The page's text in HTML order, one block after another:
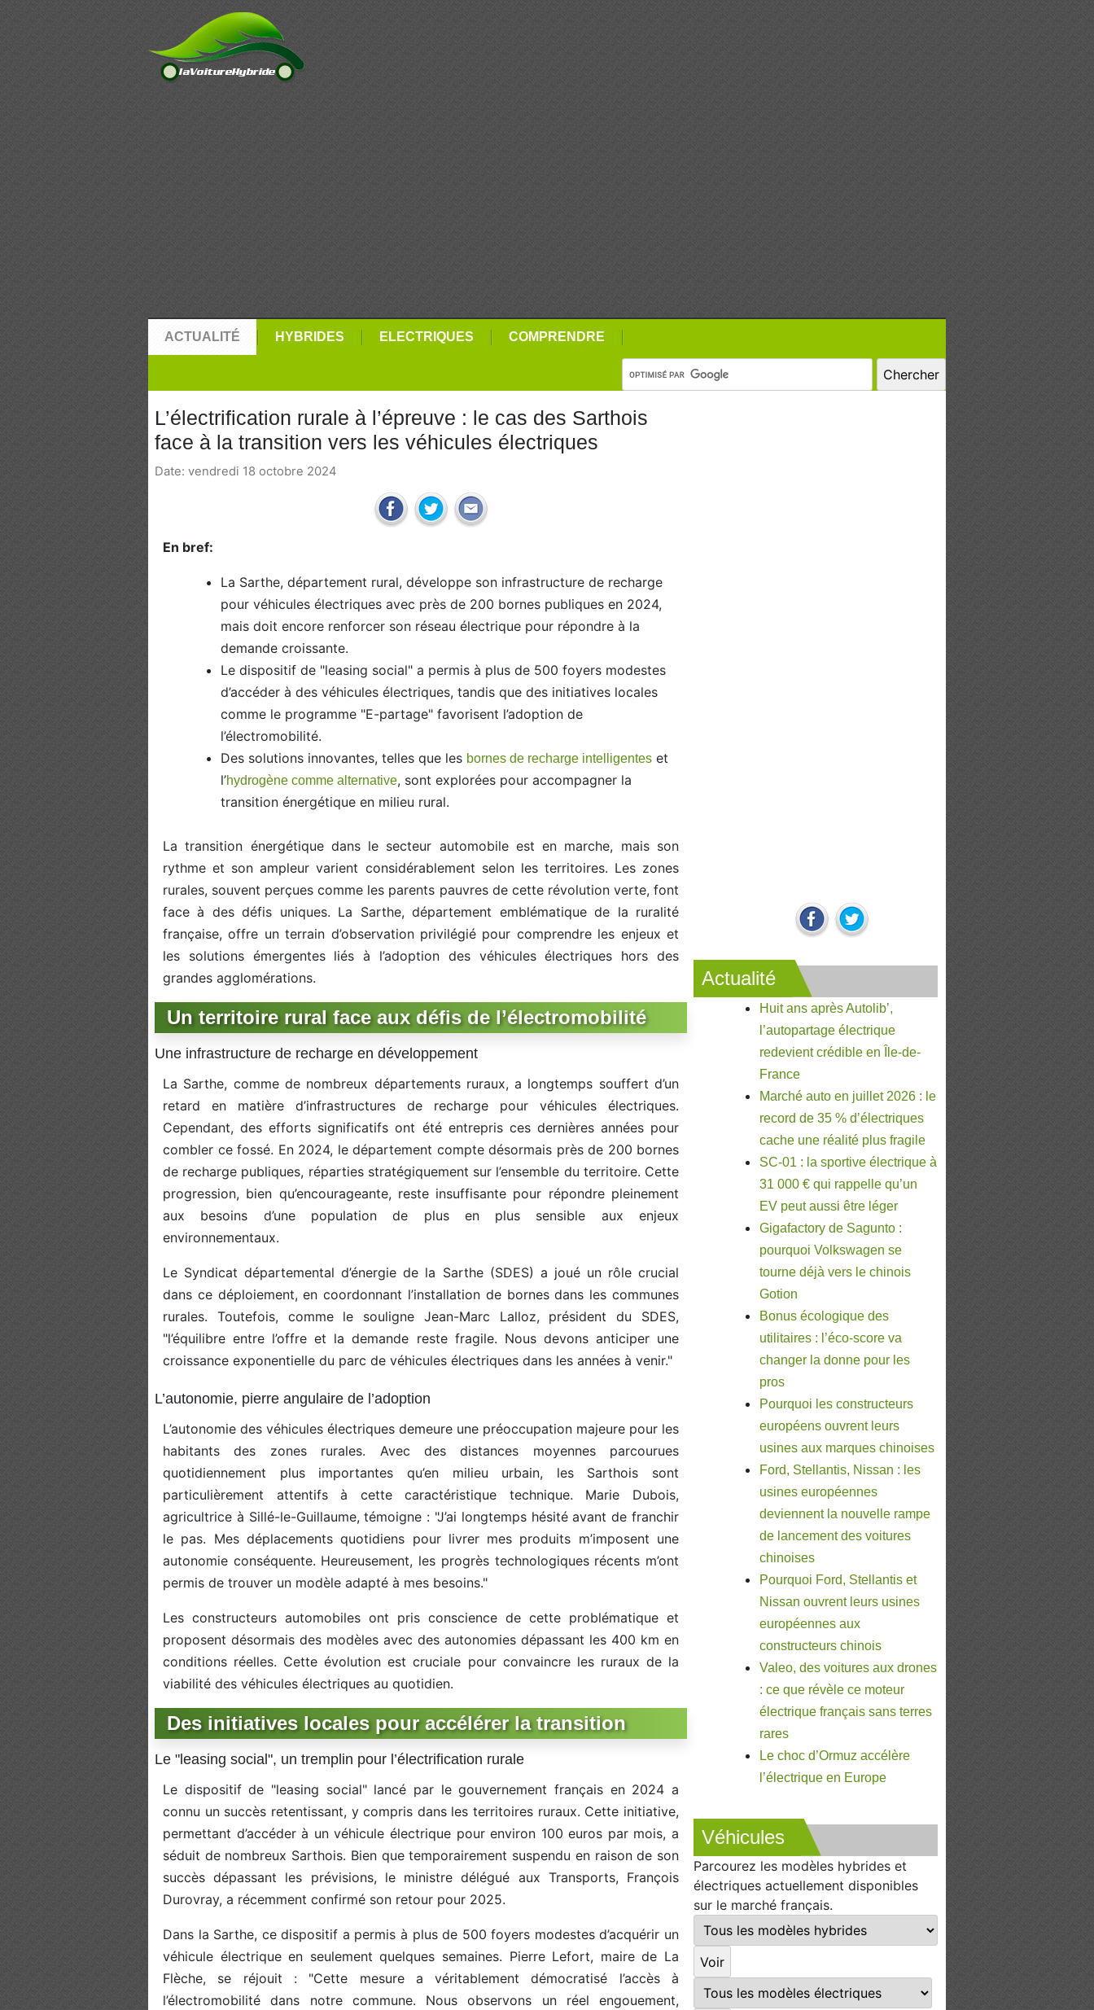
ACTUALITÉ HYBRIDES ELECTRIQUES COMPRENDRE
L’électrification rurale à l’épreuve : le cas des Sarthois
face à la transition vers les véhicules électriques
Date: vendredi 18 octobre 2024
En bref:
La Sarthe, département rural, développe son infrastructure de recharge
pour véhicules électriques avec près de 200 bornes publiques en 2024,
mais doit encore renforcer son réseau électrique pour répondre à la
demande croissante.
Le dispositif de "leasing social" a permis à plus de 500 foyers modestes
d’accéder à des véhicules électriques, tandis que des initiatives locales
comme le programme "E-partage" favorisent l’adoption de
l’électromobilité.
Des solutions innovantes, telles que les bornes de recharge intelligentes et
l’hydrogène comme alternative, sont explorées pour accompagner la
transition énergétique en milieu rural.
La transition énergétique dans le secteur automobile est en marche, mais son
rythme et son ampleur varient considérablement selon les territoires. Les zones
rurales, souvent perçues comme les parents pauvres de cette révolution verte, font
face à des défis uniques. La Sarthe, département emblématique de la ruralité
française, offre un terrain d’observation privilégié pour comprendre les enjeux et
les solutions émergentes liés à l’adoption des véhicules électriques hors des
grandes agglomérations.
Un territoire rural face aux défis de l’électromobilité
Une infrastructure de recharge en développement
La Sarthe, comme de nombreux départements ruraux, a longtemps souffert d’un
retard en matière d’infrastructures de recharge pour véhicules électriques.
Cependant, des efforts significatifs ont été entrepris ces dernières années pour
combler ce fossé. En 2024, le département compte désormais près de 200 bornes
de recharge publiques, réparties stratégiquement sur l’ensemble du territoire. Cette
progression, bien qu’encourageante, reste insuffisante pour répondre pleinement
aux besoins d’une population de plus en plus sensible aux enjeux
environnementaux.
Le Syndicat départemental d’énergie de la Sarthe (SDES) a joué un rôle crucial
dans ce déploiement, en coordonnant l’installation de bornes dans les communes
rurales. Toutefois, comme le souligne Jean-Marc Lalloz, président du SDES,
"l’équilibre entre l’offre et la demande reste fragile. Nous devons anticiper une
croissance exponentielle du parc de véhicules électriques dans les années à venir."
L’autonomie, pierre angulaire de l’adoption
L’autonomie des véhicules électriques demeure une préoccupation majeure pour les
habitants des zones rurales. Avec des distances moyennes parcourues
quotidiennement plus importantes qu’en milieu urbain, les Sarthois sont
particulièrement attentifs à cette caractéristique technique. Marie Dubois,
agricultrice à Sillé-le-Guillaume, témoigne : "J’ai longtemps hésité avant de franchir
le pas. Mes déplacements quotidiens pour livrer mes produits m’imposent une
autonomie conséquente. Heureusement, les progrès technologiques récents m’ont
permis de trouver un modèle adapté à mes besoins."
Les constructeurs automobiles ont pris conscience de cette problématique et
proposent désormais des modèles avec des autonomies dépassant les 400 km en
conditions réelles. Cette évolution est cruciale pour convaincre les ruraux de la
viabilité des véhicules électriques au quotidien.
Des initiatives locales pour accélérer la transition
Le "leasing social", un tremplin pour l’électrification rurale
Le dispositif de "leasing social" lancé par le gouvernement français en 2024 a
connu un succès retentissant, y compris dans les territoires ruraux. Cette initiative,
permettant d’accéder à un véhicule électrique pour environ 100 euros par mois, a
séduit de nombreux Sarthois. Bien que temporairement suspendu en raison de son
succès dépassant les prévisions, le ministre délégué aux Transports, François
Durovray, a récemment confirmé son retour pour 2025.
Dans la Sarthe, ce dispositif a permis à plus de 500 foyers modestes d’acquérir un
véhicule électrique en seulement quelques semaines. Pierre Lefort, maire de La
Flèche, se réjouit : "Cette mesure a véritablement démocratisé l’accès à
l’électromobilité dans notre commune. Nous observons un réel engouement,
Actualité
Huit ans après Autolib’,
l’autopartage électrique
redevient crédible en Île-de-
France
Marché auto en juillet 2026 : le
record de 35 % d’électriques
cache une réalité plus fragile
SC-01 : la sportive électrique à
31 000 € qui rappelle qu’un
EV peut aussi être léger
Gigafactory de Sagunto :
pourquoi Volkswagen se
tourne déjà vers le chinois
Gotion
Bonus écologique des
utilitaires : l’éco-score va
changer la donne pour les
pros
Pourquoi les constructeurs
européens ouvrent leurs
usines aux marques chinoises
Ford, Stellantis, Nissan : les
usines européennes
deviennent la nouvelle rampe
de lancement des voitures
chinoises
Pourquoi Ford, Stellantis et
Nissan ouvrent leurs usines
européennes aux
constructeurs chinois
Valeo, des voitures aux drones
: ce que révèle ce moteur
électrique français sans terres
rares
Le choc d’Ormuz accélère
l’électrique en Europe
Véhicules
Parcourez les modèles hybrides et
électriques actuellement disponibles
sur le marché français.